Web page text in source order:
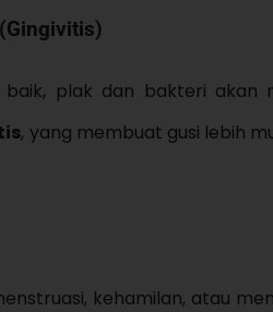
plak dan bakteri akan
, yang membuat gusi lebih
kehamilan, atau